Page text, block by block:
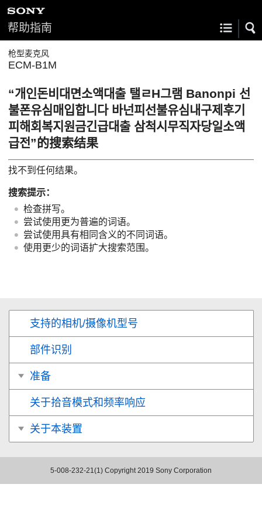
帮助指南
枪型麦克风
ECM-B1M
“개인돈비대면소액대출 탤ㄹH그램 Banonpi 선
불폰유심매입합니다 바넌피선불유심내구제후기
피해회복지원금긴급대출 삼척시무직자당일소액
급전”的搜索结果
找不到任何结果。
搜索提示：
检查拼写。
尝试使用更为普遍的词语。
尝试使用具有相同含义的不同词语。
使用更少的词语扩大搜索范围。
支持的相机/摄像机型号
部件识别
准备
关于拾音模式和频率响应
关于本装置
5-008-232-21(1) Copyright 2019 Sony Corporation